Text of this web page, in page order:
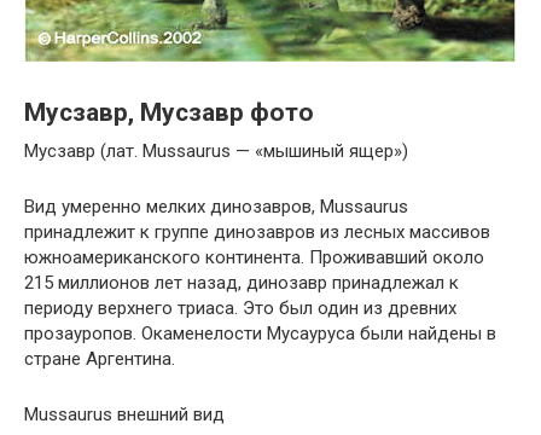
Мусзавр, Мусзавр фото
Мусзавр (лат. Mussaurus — «мышиный ящер»)
Вид умеренно мелких динозавров, Mussaurus
принадлежит к группе динозавров из лесных массивов
южноамериканского континента. Проживавший около
215 миллионов лет назад, динозавр принадлежал к
периоду верхнего триаса. Это был один из древних
прозауропов. Окаменелости Мусауруса были найдены в
стране Аргентина.
Mussaurus внешний вид